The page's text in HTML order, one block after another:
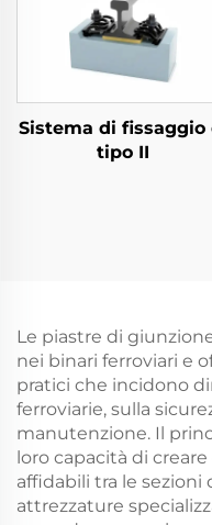
Sistema di fissaggio
tipo II
Le piastre di
nei binari ferroviari e
pratici che incidono
ferroviarie, sulla
manutenzione. Il
loro capacità di
affidabili tra le sezioni
attrezzature